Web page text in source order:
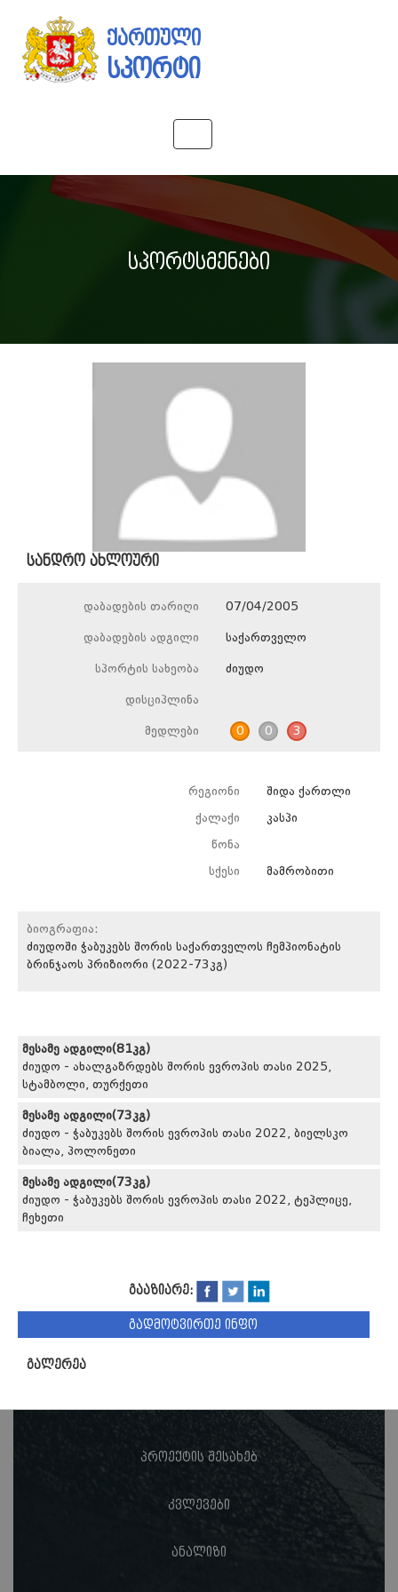
ქართული
სპორტი
navigation
სპორტსმენები
სანდრო ახლოური
დაბადების თარიღი 07/04/2005
დაბადების ადგილი საქართველო
სპორტის სახეობა ძიუდო
დისციპლინა
მედლები 0 0 3
რეგიონი შიდა ქართლი
ქალაქი კასპი
წონა
სქესი მამრობითი
ბიოგრაფია:
ძიუდოში ჭაბუკებს შორის საქართველოს ჩემპიონატის
ბრინჯაოს პრიზიორი (2022-73კგ)
მესამე ადგილი(81კგ)
ძიუდო - ახალგაზრდებს შორის ევროპის თასი 2025,
სტამბოლი, თურქეთი
მესამე ადგილი(73კგ)
ძიუდო - ჭაბუკებს შორის ევროპის თასი 2022, ბიელსკო
ბიალა, პოლონეთი
მესამე ადგილი(73კგ)
ძიუდო - ჭაბუკებს შორის ევროპის თასი 2022, ტეპლიცე,
ჩეხეთი
გააზიარე:
გადმოტვირთე ინფო
გალერეა
პროექტის შესახებ
კვლევები
ანალიზი